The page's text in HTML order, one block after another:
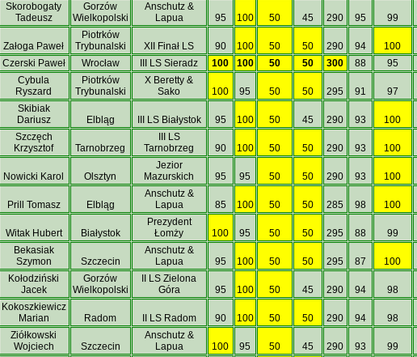
Skorobogaty
Tadeusz
Gorzów
Wielkopolski
Anschutz &
Lapua
95 100 50 45 290 95 99
Załoga Paweł
Piotrków
Trybunalski
XII Finał LS 90 100 50 50 290 94 100
Czerski Paweł Wrocław III LS Sieradz 100 100 50 50 300 88 95
Cybula
Ryszard
Piotrków
Trybunalski
X Beretty &
Sako
100 95 50 50 295 91 97
Skibiak
Dariusz
Elbląg III LS Białystok 95 100 50 45 290 93 100
Szczęch
Krzysztof
Tarnobrzeg
III LS
Tarnobrzeg
90 100 50 50 290 93 100
Nowicki Karol Olsztyn
Jezior
Mazurskich
95 95 50 50 290 93 100
Prill Tomasz Elbląg
Anschutz &
Lapua
85 100 50 50 285 98 100
Witak Hubert Białystok
Prezydent
Łomży
100 95 50 50 295 88 99
Bekasiak
Szymon
Szczecin
Anschutz &
Lapua
95 100 50 50 295 87 100
Kołodziński
Jacek
Gorzów
Wielkopolski
II LS Zielona
Góra
95 100 50 45 290 94 98
Kokoszkiewicz
Marian
Radom II LS Radom 90 100 50 50 290 94 98
Ziółkowski
Wojciech
Szczecin
Anschutz &
Lapua
100 95 50 45 290 93 99